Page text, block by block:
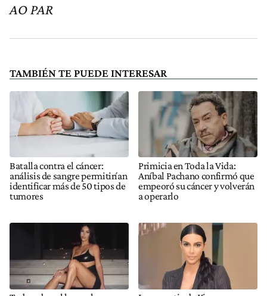
AO PAR
TAMBIÉN TE PUEDE INTERESAR
Batalla contra el cáncer:
análisis de sangre permitirían
identificar más de 50 tipos de
tumores
Primicia en Toda la Vida:
Aníbal Pachano confirmó que
empeoró su cáncer y volverán
a operarlo